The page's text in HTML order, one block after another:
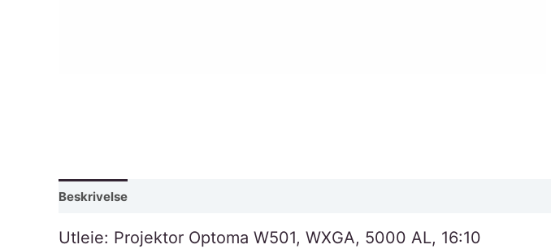
Beskrivelse
Utleie: Projektor Optoma W501, WXGA, 5000 AL, 16:10